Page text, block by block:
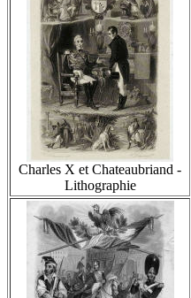
Charles X et Chateaubriand -
Lithographie